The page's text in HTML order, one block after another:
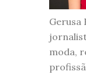
Gerusa
moda,